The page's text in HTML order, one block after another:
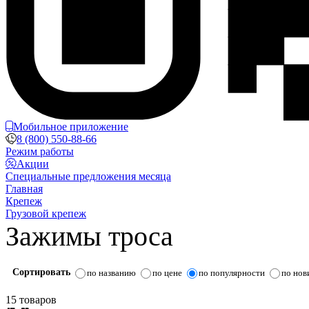
Мобильное приложение
8 (800) 550-88-66
Режим работы
Акции
Специальные предложения месяца
Главная
Крепеж
Грузовой крепеж
Зажимы троса
Сортировать по названию по цене по популярности по
15 товаров